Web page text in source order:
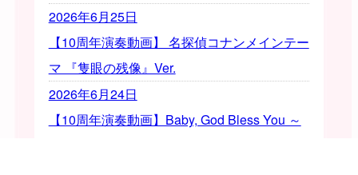
2026年6月25日
【10周年演奏動画】 名探偵コナンメインテー
マ 『隻眼の残像』Ver.
2026年6月24日
【10周年演奏動画】Baby, God Bless You ～